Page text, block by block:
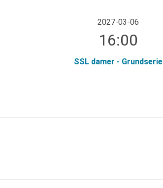
2027-03-06
16:00
SSL damer - Grundserie